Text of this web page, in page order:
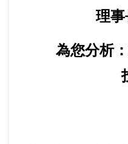
理事
為您分析